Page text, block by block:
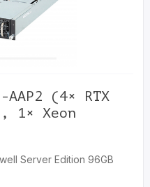
AAP2 (4× RTX
1× Xeon
Server Edition 96GB